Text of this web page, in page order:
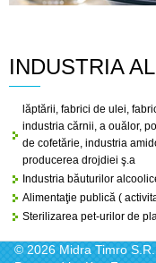
INDUSTRIA
lăptării, fabrici de ulei,
industria cărnii, a ouălor,
de cofetărie, industria
producerea drojdiei ş.a
Industria băuturilor
Alimentaţie publică (
Sterilizarea pet-urilor de
© 2026 Midra Timro